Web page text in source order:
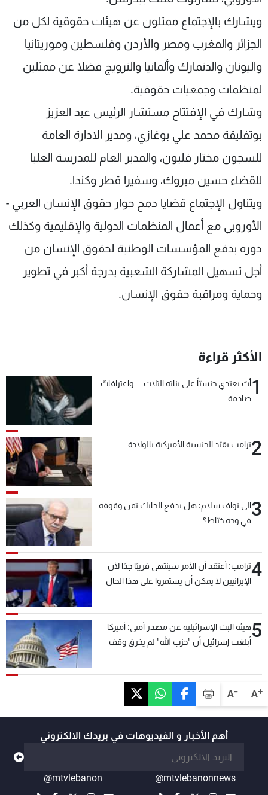
A+
A-
ويشارك بالإجتماع ممثلون عن هيئات حقوقية لكل من
الجزائر والمغرب ومصر والأردن وفلسطين وموريتانيا
واليونان والدنمارك وألمانيا والنرويج فضلا عن ممثلين
لمنظمات وجمعيات حقوقية.
وشارك في الإفتتاح مستشار الرئيس عبد العزيز
بوتفليقة محمد علي بوغازي، ومدير الادارة العامة
للسجون مختار فليون، والمدير العام للمدرسة العليا
للقضاء حسين مبروك، وسفيرا قطر وكندا.
ويتناول الإجتماع قضايا دمج حوار حقوق الإنسان العربي -
الأوروبي مع أعمال المنظمات الدولية والإقليمية وكذلك
دوره بدفع المؤسسات الوطنية لحقوق الإنسان من
أجل تسهيل المشاركة الشعبية بدرجة أكبر في تطوير
وحماية ومراقبة حقوق الإنسان.
الأكثر قراءة
1أبٌ يعتدي جنسيّاً على بناته الثلاث… واعترافاتٌ
صادمة
2ترامب يقيّد الجنسية الأميركية بالولادة
3الى نواف سلام: هل يدفع الحايك ثمن وقوفه
في وجه خيّاط؟
4ترامب: أعتقد أن الأمر سينتهي قريبًا جدًا لأن
الإيرانيين لا يمكن أن يستمروا على هذا الحال
5هيئة البث الإسرائيلية عن مصدر أمني: أميركا
أبلغت إسرائيل أن "حزب الله" لم يخرق وقف
أهم الأخبار و الفيديوهات في بريدك الالكتروني
@mtvlebanonnews
@mtvlebanon